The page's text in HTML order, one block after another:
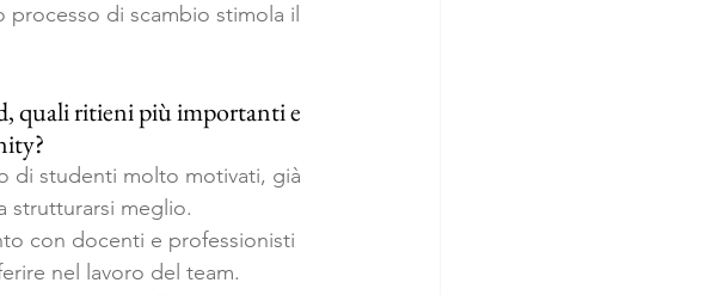
di scambio stimola il
quali ritieni più importanti e
di studenti molto motivati, già
strutturarsi meglio.
con docenti e professionisti
nel lavoro del team.